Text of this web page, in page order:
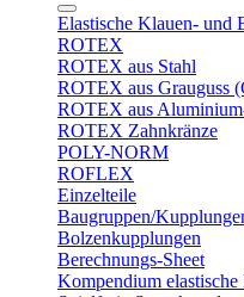
Elastische Klauen- und
ROTEX
ROTEX aus Stahl
ROTEX aus Grauguss
ROTEX aus
ROTEX Zahnkränze
POLY-NORM
ROFLEX
Einzelteile
Baugruppen/
Bolzenkupplungen
Berechnungs-Sheet
Kompendium